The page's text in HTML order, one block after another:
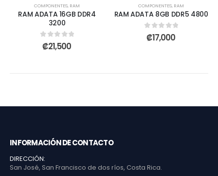
COMPONENTES, RAM
RAM ADATA 16GB DDR4
3200
0out of 5
₡21,500
COMPONENTES, RAM
RAM ADATA 8GB DDR5 4800
0out of 5
₡17,000
INFORMACIÓN DE CONTACTO
DIRECCIÓN:
San José, San Francisco de dos ríos, Costa Rica.